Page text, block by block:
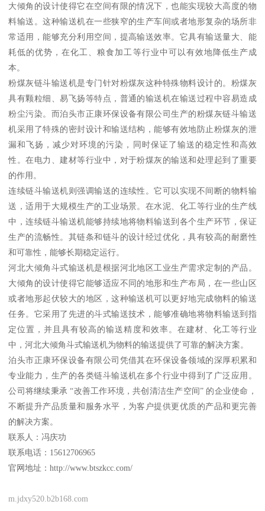
大倾角的设计使得它在空间有限的情况下，也能实现较大高度的物
料输送。这种输送机在一些狭窄的生产车间或者地形复杂的场所非
常适用，能够充分利用空间，提高输送效率。它具有输送量大、能
耗低的优势，在化工、粮食加工等行业中可以有效地降低生产成
本。
粉煤灰链斗输送机是专门针对粉煤灰这种特殊物料设计的。粉煤灰
具有颗粒细、易飞扬等特点，普通的输送机在输送过程中容易造成
粉尘污染。而泊头市正康环保设备有限公司生产的粉煤灰链斗输送
机采用了特殊的密封设计和输送结构，能够有效地防止粉煤灰的泄
漏和飞扬，减少对环境的污染，同时保证了输送的稳定性和高效
性。在电力、建材等行业中，对于粉煤灰的输送和处理起到了重要
的作用。
连续链斗输送机则强调输送的连续性。它可以实现不间断的物料输
送，适用于大规模生产的工业场景。在水泥、化工等行业的生产线
中，连续链斗输送机能够持续地将物料输送到各个生产环节，保证
生产的流畅性。其链条和链斗的设计经过优化，具有较高的耐磨性
和可靠性，能够长期稳定运行。
河北大倾角斗式输送机是根据河北地区工业生产需求定制的产品。
大倾角的设计使得它能够适应不同的地形和生产布局，在一些山区
或者地形起伏较大的地区，这种输送机可以更好地完成物料的输送
任务。它采用了先进的斗式输送技术，能够准确地将物料输送到指
定位置，并且具有较高的输送精度和效率。在建材、化工等行业
中，河北大倾角斗式输送机为物料的输送提供了可靠的解决方案。
泊头市正康环保设备有限公司凭借其在环保设备领域的深厚积累和
专业能力，生产的各类链斗输送机在多个行业中得到了广泛应用。
公司将继续秉承 “改善工作环境，共创清洁生产空间” 的企业使命，
不断提升产品质量和服务水平，为客户提供更优质的产品和更完善
的解决方案。
联系人：冯庆功
联系电话：15612706965
官网地址：http://www.btszkcc.com/
m.jdxy520.b2b168.com